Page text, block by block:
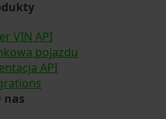
VIN API
pojazdu
API
nas